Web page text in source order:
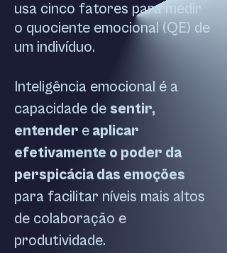
usa cinco fatores para medir
o quociente emocional (QE) de
um indivíduo.
Inteligência emocional é a
capacidade de sentir,
entender e aplicar
efetivamente o poder da
perspicácia das emoções
para facilitar níveis mais altos
de colaboração e
produtividade.